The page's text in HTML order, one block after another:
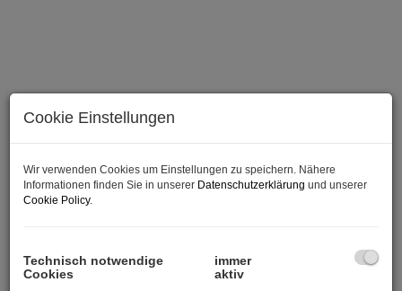
Cookie Einstellungen
Wir verwenden Cookies um Einstellungen zu speichern. Nähere
Informationen finden Sie in unserer Datenschutzerklärung und unserer
Cookie Policy.
Technisch notwendige
Cookies
immer
aktiv